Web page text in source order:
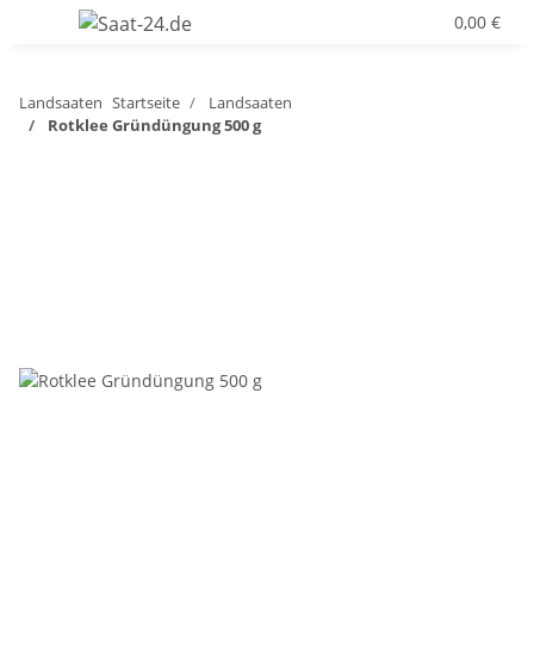
0,00 €
Landsaaten Startseite
Landsaaten
Rotklee Gründüngung 500 g